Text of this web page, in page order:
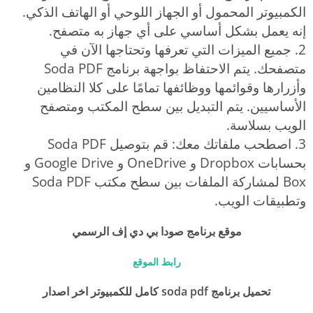
الكمبيوتر المحمول أو الجهاز اللوحي أو الهاتف الذكي.
إنه يعمل بشكل أساسي على أي جهاز به متصفح.
2. جميع الميزات التي تعرفها وتحتاجها الآن في
متصفحك. يتم الاحتفاظ بواجهة برنامج Soda PDF
وأزرارها وقوائمها ووظائفها تمامًا على كلا النظامين
الأساسيين. يتم التبديل بين سطح المكتب ومتصفح
الويب بسلاسة.
3. اصطحب ملفاتك معك: قم بتوصيل Soda PDF
بحسابات Dropbox و OneDrive و Google Drive و
Box لمشاركة الملفات بين سطح مكتب Soda PDF
وتطبيقات الويب.
موقع برنامج صودا بي دي إف الرسمي
رابط الموقع
تحميل برنامج soda pdf كامل للكمبيوتر اخر اصدار